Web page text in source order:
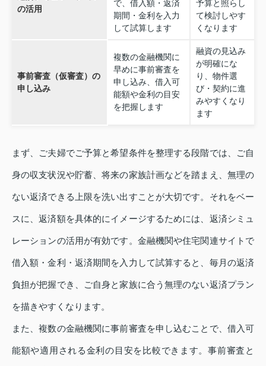
の活用
で、借入額・返済
期間・金利を入力
して試算します
予算と照らし
て検討しやす
くなります
事前審査（仮審査）の
申し込み
複数の金融機関に
早めに事前審査を
申し込み、借入可
能額や金利の目安
を把握します
融資の見込み
が明確にな
り、物件選
び・契約に進
みやすくなり
ます
まず、ご夫婦でご予算と希望条件を整理する段階では、ご自
身の収支状況や貯蓄、将来の家族計画などを踏まえ、無理の
ない返済できる上限を洗い出すことが大切です。それをベー
スに、返済額を具体的にイメージするためには、返済シミュ
レーションの活用が有効です。金融機関や住宅関連サイトで
借入額・金利・返済期間を入力して試算すると、毎月の返済
負担が把握でき、ご自身と家族に合う無理のない返済プラン
を描きやすくなります。
また、複数の金融機関に事前審査を申し込むことで、借入可
能額や適用される金利の目安を比較できます。事前審査と